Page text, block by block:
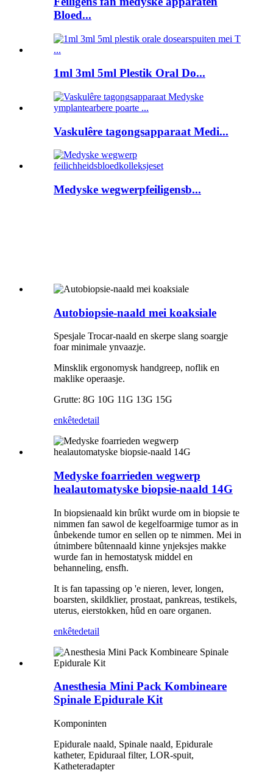
Bloed...
1ml 3ml 5ml Plestik Oral Do...
Vaskulêre tagongsapparaat Medi...
Medyske wegwerpfeiligensb...
Autobiopsie-naald mei koaksiale
Spesjale Trocar-naald en skerpe slang soargje
foar minimale ynvaazje.
Minsklik ergonomysk handgreep, noflik en
maklike operaasje.
Grutte: 8G 10G 11G 13G 15G
enkêtedetail
Medyske foarrieden wegwerp
healautomatyske biopsie-naald 14G
In biopsienaald kin brûkt wurde om in biopsie te
nimmen fan sawol de kegelfoarmige tumor as in
ûnbekende tumor en sellen op te nimmen. Mei in
útnimbere bûtennaald kinne ynjeksjes makke
wurde fan in hemostatysk middel en
behanneling, ensfh.
It is fan tapassing op 'e nieren, lever, longen,
boarsten, skildklier, prostaat, pankreas, testikels,
uterus, eierstokken, hûd en oare organen.
enkêtedetail
Anesthesia Mini Pack Kombineare
Spinale Epidurale Kit
Komponinten
Epidurale naald, Spinale naald, Epidurale
katheter, Epiduraal filter, LOR-spuit,
Katheteradapter